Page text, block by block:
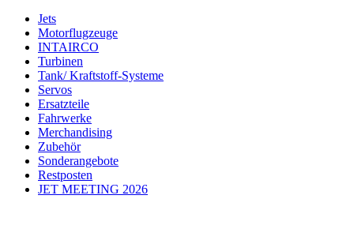
Jets
Motorflugzeuge
INTAIRCO
Turbinen
Tank/ Kraftstoff-Systeme
Servos
Ersatzteile
Fahrwerke
Merchandising
Zubehör
Sonderangebote
Restposten
JET MEETING 2026